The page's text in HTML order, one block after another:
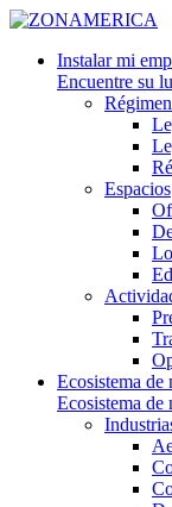
Instalar mi
Encuentre su
Régimen
Espacios
Ecosistema de
Ecosistema de